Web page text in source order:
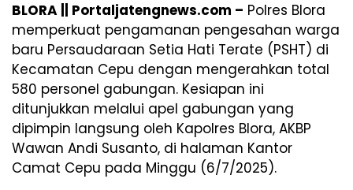
BLORA || Portaljatengnews.com – Polres Blora
memperkuat pengamanan pengesahan warga
baru Persaudaraan Setia Hati Terate (PSHT) di
Kecamatan Cepu dengan mengerahkan total
580 personel gabungan. Kesiapan ini
ditunjukkan melalui apel gabungan yang
dipimpin langsung oleh Kapolres Blora, AKBP
Wawan Andi Susanto, di halaman Kantor
Camat Cepu pada Minggu (6/7/2025).